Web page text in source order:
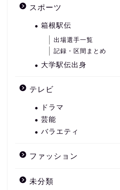
スポーツ
箱根駅伝
出場選手一覧
記録・区間まとめ
大学駅伝出身
テレビ
ドラマ
芸能
バラエティ
ファッション
未分類